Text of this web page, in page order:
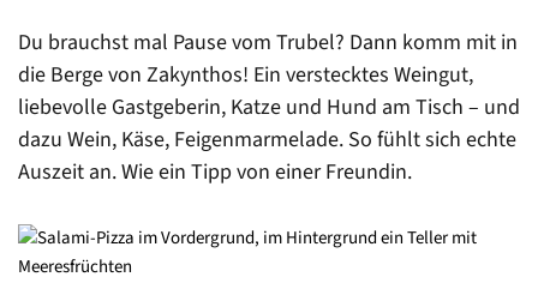
Du brauchst mal Pause vom Trubel? Dann komm mit in
die Berge von Zakynthos! Ein verstecktes Weingut,
liebevolle Gastgeberin, Katze und Hund am Tisch – und
dazu Wein, Käse, Feigenmarmelade. So fühlt sich echte
Auszeit an. Wie ein Tipp von einer Freundin.